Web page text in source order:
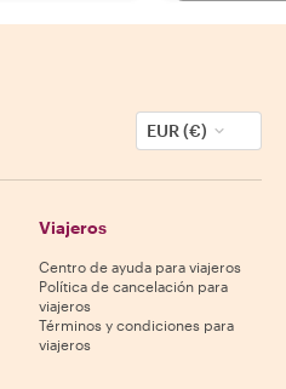
EUR (€)
Viajeros
Centro de ayuda para viajeros
Política de cancelación para
viajeros
Términos y condiciones para
viajeros